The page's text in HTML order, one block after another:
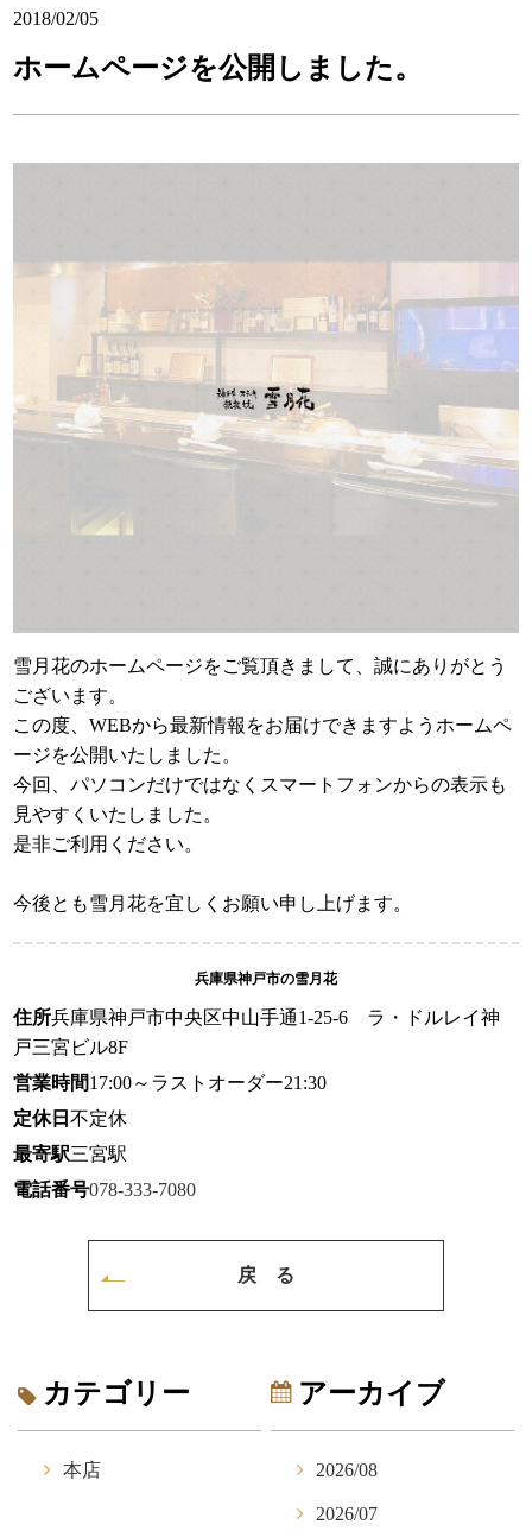
2018/02/05
ホームページを公開しました。
雪月花のホームページをご覧頂きまして、誠にありがとう
ございます。
この度、WEBから最新情報をお届けできますようホームペ
ージを公開いたしました。
今回、パソコンだけではなくスマートフォンからの表示も
見やすくいたしました。
是非ご利用ください。
今後とも雪月花を宜しくお願い申し上げます。
兵庫県神戸市の雪月花
住所兵庫県神戸市中央区中山手通1-25-6 ラ・ドルレイ神
戸三宮ビル8F
営業時間17:00～ラストオーダー21:30
定休日不定休
最寄駅三宮駅
電話番号078-333-7080
戻 る
カテゴリー
本店
アーカイブ
2026/08
2026/07